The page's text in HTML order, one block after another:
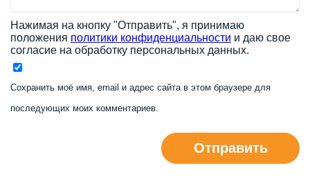
Нажимая на кнопку "Отправить", я принимаю
положения политики конфиденциальности и даю свое
согласие на обработку персональных данных.
Сохранить моё имя, email и адрес сайта в этом браузере для
последующих моих комментариев.
Отправить